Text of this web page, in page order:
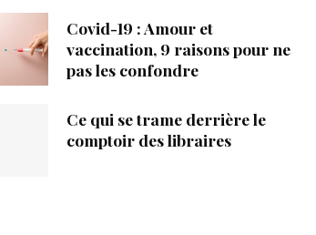
Covid-19 : Amour et
vaccination, 9 raisons pour ne
pas les confondre
Ce qui se trame derrière le
comptoir des libraires